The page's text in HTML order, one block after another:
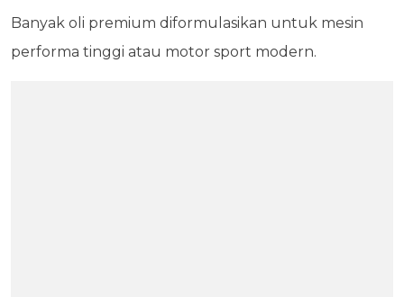
Banyak oli premium diformulasikan untuk mesin
performa tinggi atau motor sport modern.